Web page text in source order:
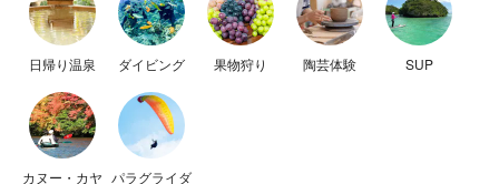
日帰り温泉 ダイビング 果物狩り 陶芸体験 SUP
カヌー・カヤ パラグライダ